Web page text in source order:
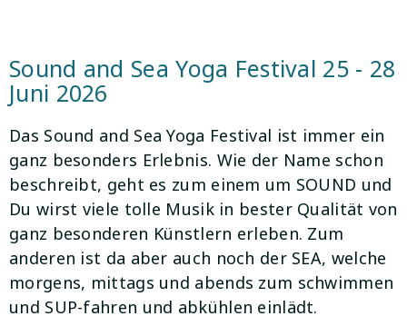
Sound and Sea Yoga Festival 25 - 28
Juni 2026
Das Sound and Sea Yoga Festival ist immer ein
ganz besonders Erlebnis. Wie der Name schon
beschreibt, geht es zum einem um SOUND und
Du wirst viele tolle Musik in bester Qualität von
ganz besonderen Künstlern erleben. Zum
anderen ist da aber auch noch der SEA, welche
morgens, mittags und abends zum schwimmen
und SUP-fahren und abkühlen einlädt.